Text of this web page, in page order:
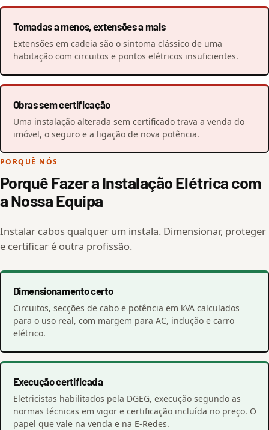
Tomadas a menos, extensões a mais
Extensões em cadeia são o sintoma clássico de uma
habitação com circuitos e pontos elétricos insuficientes.
Obras sem certificação
Uma instalação alterada sem certificado trava a venda do
imóvel, o seguro e a ligação de nova potência.
PORQUÊ NÓS
Porquê Fazer a Instalação Elétrica com
a Nossa Equipa
Instalar cabos qualquer um instala. Dimensionar, proteger
e certificar é outra profissão.
Dimensionamento certo
Circuitos, secções de cabo e potência em kVA calculados
para o uso real, com margem para AC, indução e carro
elétrico.
Execução certificada
Eletricistas habilitados pela DGEG, execução segundo as
normas técnicas em vigor e certificação incluída no preço. O
papel que vale na venda e na E-Redes.